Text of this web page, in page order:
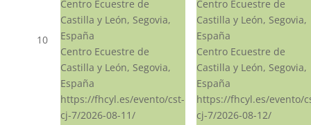
10
Centro Ecuestre de
Castilla y León, Segovia,
España
Centro Ecuestre de
Castilla y León, Segovia,
España
https://fhcyl.es/evento/cst-
cj-7/2026-08-11/
Centro Ecuestre de
Castilla y León, Segovia,
España
Centro Ecuestre de
Castilla y León, Segovia,
España
https://fhcyl.es/evento/
cj-7/2026-08-12/